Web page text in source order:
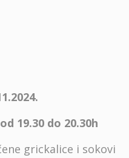
19.30 do 20.30h
grickalice i sokovi